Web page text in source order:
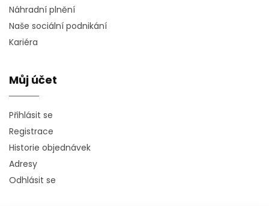
Náhradní plnění
Naše sociální podnikání
Kariéra
Můj účet
Přihlásit se
Registrace
Historie objednávek
Adresy
Odhlásit se